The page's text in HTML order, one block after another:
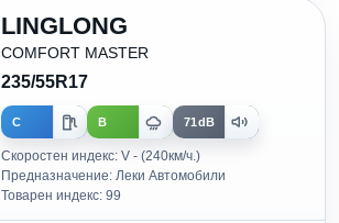
LINGLONG
COMFORT MASTER
235/55R17
C B 71dB
Скоростен индекс: V - (240км/ч.)
Предназначение: Леки Автомобили
Товарен индекс: 99